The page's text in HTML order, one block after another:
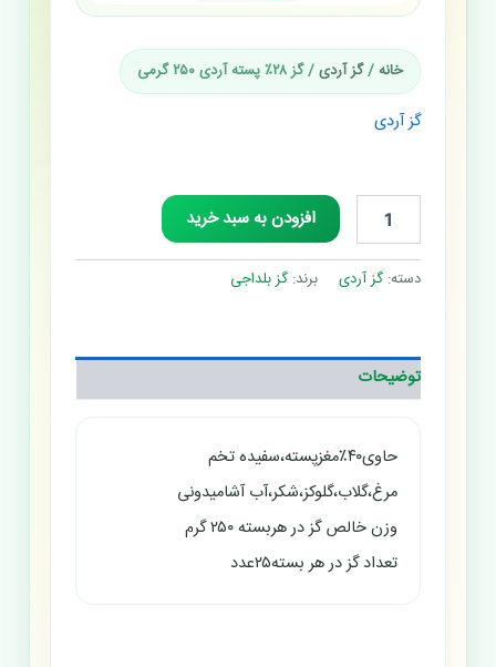
خانه/گز آردی/ گز ۲۸٪ پسته آردی ۲۵۰ گرمی
گز آردی
افزودن به سبد خرید
دسته:گز آردی برند:گز بلداجی
توضیحات
حاوی۴۰٪مغزپسته،سفیده تخم
مرغ،گلاب،گلوکز،شکر،آب آشامیدونی
وزن خالص گز در هربسته ۲۵۰ گرم
تعداد گز در هر بسته۲۵عدد